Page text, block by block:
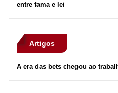
entre fama e lei
Artigos
A era das bets chegou ao